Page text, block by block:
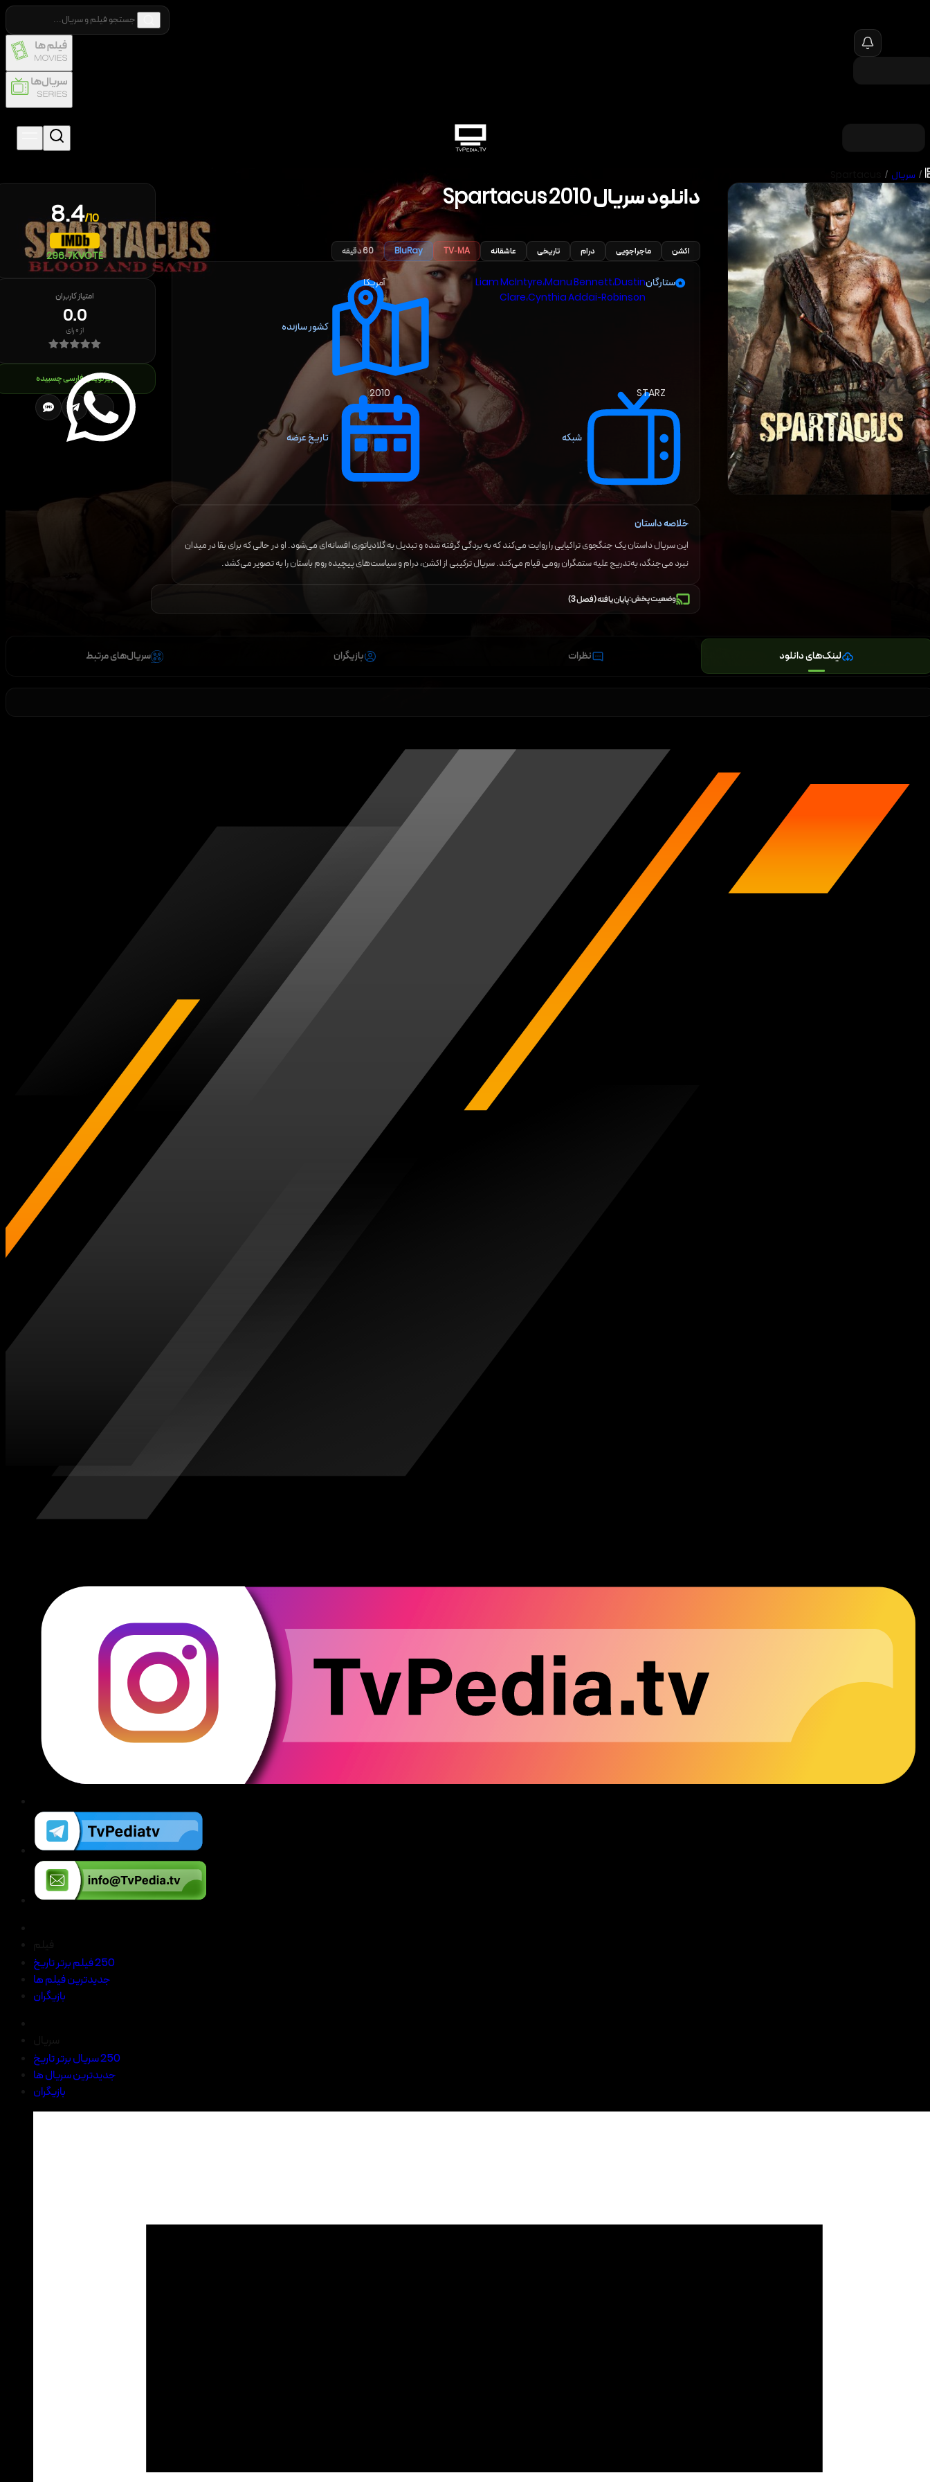
/ سریال /
دانلود سریال2010
Spartacus
اکشن ماجراجویی درام تاریخی عاشقانه TV-MA
BluRay
60دقیقه
ستارگان Liam McIntyre،Manu Bennett،Dustin
Clare،Cynthia Addai-Robinson
کشور سازنده
آمریکا
شبکه
STARZ
تاریخ عرضه
2010
خلاصه داستان
این سریال داستان یک جنگجوی تراکیایی را روایت می‌کند که به بردگی گرفته شده و تبدیل به گلادیاتوری افسانه‌ای می‌شود. او در حالی که برای بقا در میدان
نبرد می‌جنگد، به‌تدریج علیه ستمگران رومی قیام می‌کند. سریال ترکیبی از اکشن، درام و سیاست‌های پیچیده روم باستان را به تصویر می‌کشد.
وضعیت پخش:پایان یافته (فصل 3)
8.4/10
296.7KVOTE
امتیاز کاربران
0.0
از۰رای
زیرنویس فارسی چسبیده
لینک‌های دانلود نظرات بازیگران سریال‌های مرتبط
250 فیلم برتر تاریخ
جدیدترین فیلم ها
بازیگران
250 سریال برتر تاریخ
جدیدترین سریال ها
بازیگران